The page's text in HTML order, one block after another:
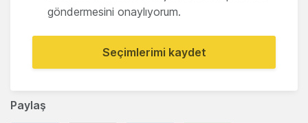
Paylaş
göndermesini onaylıyorum.
Seçimlerimi kaydet